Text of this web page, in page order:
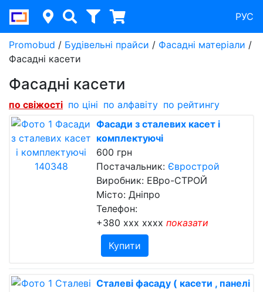
РУС
Promobud / Будівельні прайси / Фасадні матеріали /
Фасадні касети
Фасадні касети
по свіжості по ціні по алфавіту по рейтингу
Фасади з сталевих касет і
комплектуючі
600 грн
Постачальник: Єврострой
Виробник: ЕВро-СТРОЙ
Місто: Дніпро
Телефон:
+380 xxx xxxx показати
Купити
Сталеві фасаду ( касети , панелі